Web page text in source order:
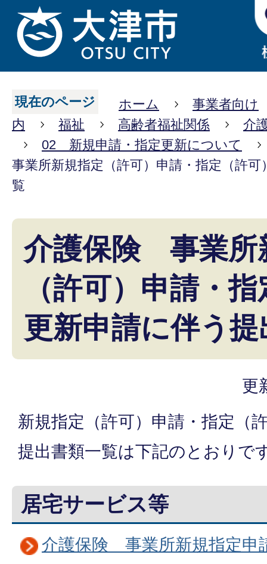
現在のページ ホーム
事業者向け
内
福祉 高齢者福祉関係
介
02 新規申請・指定更新について
事業所新規指定（許可）申請・指定（許
覧
介護保険 事業所
（許可）申請・
更新申請に伴う
更
新規指定（許可）申請・指定（
提出書類一覧は下記のとおりで
居宅サービス等
介護保険 事業所新規指定申